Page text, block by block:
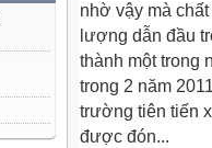
nhờ vậy mà
lượng dẫn đầu
thành một trong
trong 2 năm
trường tiên tiến
được đón...